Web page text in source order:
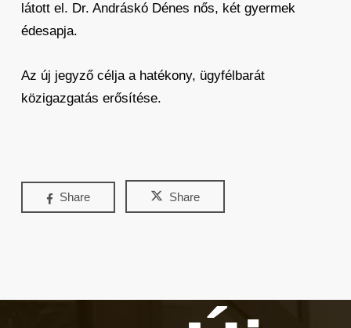
látott el. Dr. Andráskó Dénes nős, két gyermek
édesapja.
Az új jegyző célja a hatékony, ügyfélbarát
közigazgatás erősítése.
Share Share